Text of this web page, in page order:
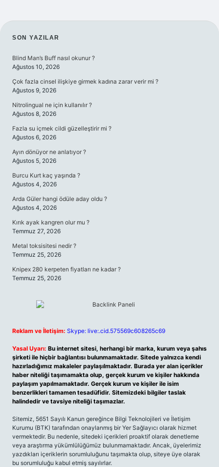
SIDEBAR
SON YAZILAR
Blind Man’s Buff nasıl okunur ?
Ağustos 10, 2026
Çok fazla cinsel ilişkiye girmek kadına zarar verir mi ?
Ağustos 9, 2026
Nitrolingual ne için kullanılır ?
Ağustos 8, 2026
Fazla su içmek cildi güzelleştirir mi ?
Ağustos 6, 2026
Ayın dönüyor ne anlatıyor ?
Ağustos 5, 2026
Burcu Kurt kaç yaşında ?
Ağustos 4, 2026
Arda Güler hangi ödüle aday oldu ?
Ağustos 4, 2026
Kırık ayak kangren olur mu ?
Temmuz 27, 2026
Metal toksisitesi nedir ?
Temmuz 25, 2026
Knipex 280 kerpeten fiyatları ne kadar ?
Temmuz 25, 2026
Reklam ve İletişim: Skype: live:.cid.575569c608265c69
Yasal Uyarı: Bu internet sitesi, herhangi bir marka, kurum veya şahıs
şirketi ile hiçbir bağlantısı bulunmamaktadır. Sitede yalnızca kendi
hazırladığımız makaleler paylaşılmaktadır. Burada yer alan içerikler
haber niteliği taşımamakta olup, gerçek kurum ve kişiler hakkında
paylaşım yapılmamaktadır. Gerçek kurum ve kişiler ile isim
benzerlikleri tamamen tesadüfidir. Sitemizdeki bilgiler taslak
halindedir ve tavsiye niteliği taşımazlar.
Sitemiz, 5651 Sayılı Kanun gereğince Bilgi Teknolojileri ve İletişim
Kurumu (BTK) tarafından onaylanmış bir Yer Sağlayıcı olarak hizmet
vermektedir. Bu nedenle, sitedeki içerikleri proaktif olarak denetleme
veya araştırma yükümlülüğümüz bulunmamaktadır. Ancak, üyelerimiz
yazdıkları içeriklerin sorumluluğunu taşımakta olup, siteye üye olarak
bu sorumluluğu kabul etmiş sayılırlar.